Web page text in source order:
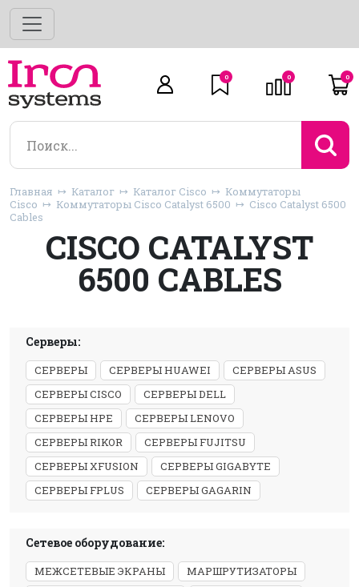
0 0 0
Главная Каталог Каталог Cisco
Коммутаторы
Cisco
Коммутаторы Cisco Catalyst 6500
Cisco Catalyst 6500
Cables
CISCO CATALYST
6500 CABLES
Серверы:
СЕРВЕРЫ СЕРВЕРЫ HUAWEI
СЕРВЕРЫ ASUS
СЕРВЕРЫ CISCO
СЕРВЕРЫ DELL
СЕРВЕРЫ HPE
СЕРВЕРЫ LENOVO
СЕРВЕРЫ RIKOR
СЕРВЕРЫ FUJITSU
СЕРВЕРЫ XFUSION
СЕРВЕРЫ GIGABYTE
СЕРВЕРЫ FPLUS
СЕРВЕРЫ GAGARIN
Сетевое оборудование:
МЕЖСЕТЕВЫЕ ЭКРАНЫ
МАРШРУТИЗАТОРЫ